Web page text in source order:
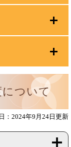
について
：2024年9月24日更新